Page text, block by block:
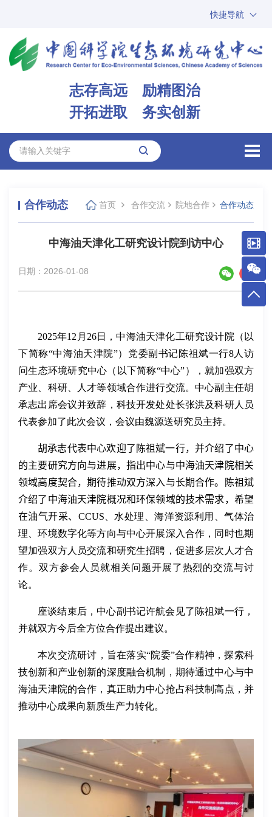
快捷导航
ARP
邮箱
志存高远 励精图治
开拓进取 务实创新
合作动态 首页 合作交流 院地合作 合作动态
中海油天津化工研究设计院到访中心
日期：2026-01-08
2025年12月26日，中海油天津化工研究设计院（以
下简称“中海油天津院”）党委副书记陈祖斌一行8人访
问生态环境研究中心（以下简称“中心”），就加强双方
产业、科研、人才等领域合作进行交流。中心副主任胡
承志出席会议并致辞，科技开发处处长张洪及科研人员
代表参加了此次会议，会议由魏源送研究员主持。
胡承志代表中心欢迎了陈祖斌一行，并介绍了中心
的主要研究方向与进展，指出中心与中海油天津院相关
领域高度契合，期待推动双方深入与长期合作。陈祖斌
介绍了 中海油天津院概况和环保领域的技术需求，希望
在油气开采、 CCUS 、水处理、海洋资源利用、气体治
理、环境数字化等方向与中心开展深入合作，同时也期
望加强双方人员交流和研究生招聘，促进多层次人才合
作。双方参会人员就相关问题开展了热烈的交流与讨
论。
座谈结束后，中心副书记许航会见了陈祖斌一行，
并就双方今后全方位合作提出建议。
本次交流研讨，旨在落实“院委”合作精神，探索科
技创新和产业创新的深度融合机制，期待通过中心与中
海油天津院的合作，真正助力中心抢占科技制高点，并
推动中心成果向新质生产力转化。